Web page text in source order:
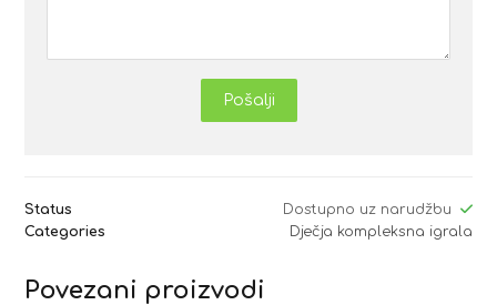
Pošalji
Status
Dostupno uz narudžbu
Categories
Dječja kompleksna igrala
Povezani proizvodi